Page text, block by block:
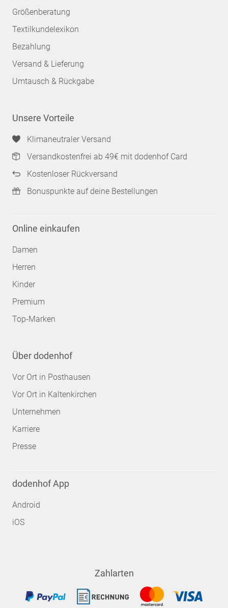
Größenberatung
Textilkundelexikon
Bezahlung
Versand & Lieferung
Umtausch & Rückgabe
Unsere Vorteile
Klimaneutraler Versand
Versandkostenfrei ab 49€ mit dodenhof Card
Kostenloser Rückversand
Bonuspunkte auf deine Bestellungen
Online einkaufen
Damen
Herren
Kinder
Premium
Top-Marken
Über dodenhof
Vor Ort in Posthausen
Vor Ort in Kaltenkirchen
Unternehmen
Karriere
Presse
dodenhof App
Android
iOS
Zahlarten